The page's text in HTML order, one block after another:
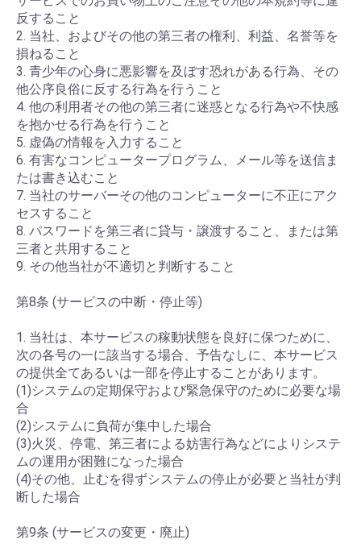
反すること
2. 当社、およびその他の第三者の権利、利益、名誉等を
損ねること
3. 青少年の心身に悪影響を及ぼす恐れがある行為、その
他公序良俗に反する行為を行うこと
4. 他の利用者その他の第三者に迷惑となる行為や不快感
を抱かせる行為を行うこと
5. 虚偽の情報を入力すること
6. 有害なコンピュータープログラム、メール等を送信ま
たは書き込むこと
7. 当社のサーバーその他のコンピューターに不正にアク
セスすること
8. パスワードを第三者に貸与・譲渡すること、または第
三者と共用すること
9. その他当社が不適切と判断すること
第8条 (サービスの中断・停止等)
1. 当社は、本サービスの稼動状態を良好に保つために、
次の各号の一に該当する場合、予告なしに、本サービス
の提供全てあるいは一部を停止することがあります。
(1)システムの定期保守および緊急保守のために必要な場
合
(2)システムに負荷が集中した場合
(3)火災、停電、第三者による妨害行為などによりシステ
ムの運用が困難になった場合
(4)その他、止むを得ずシステムの停止が必要と当社が判
断した場合
第9条 (サービスの変更・廃止)